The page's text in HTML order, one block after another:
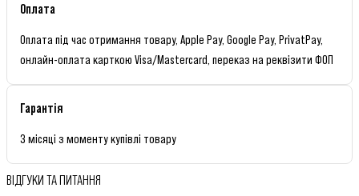
Оплата
Оплата під час отримання товару, Apple Pay, Google Pay, PrivatPay,
онлайн-оплата карткою Visa/Mastercard, переказ на реквізити ФОП
Гарантія
3 місяці з моменту купівлі товару
ВІДГУКИ ТА ПИТАННЯ